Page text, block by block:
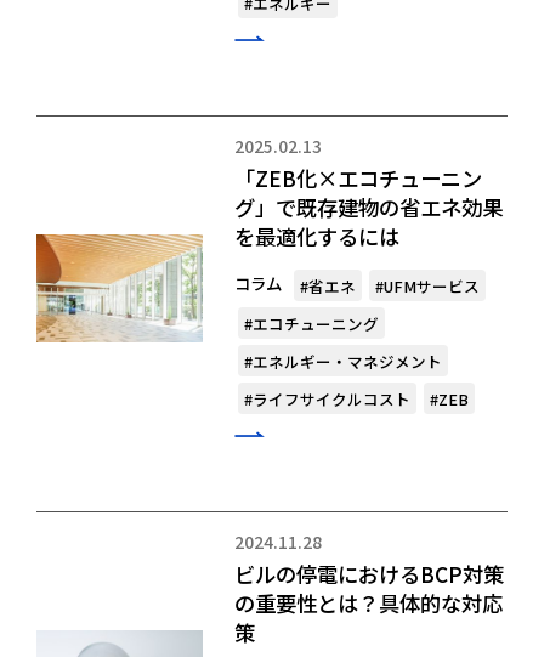
2025.02.13
「ZEB化×エコチューニン
グ」で既存建物の省エネ効果
を最適化するには
コラム #省エネ
#UFMサービス
#エコチューニング
#エネルギー・マネジメント
#ライフサイクルコスト
#ZEB
2024.11.28
ビルの停電におけるBCP対策
の重要性とは？具体的な対応
策